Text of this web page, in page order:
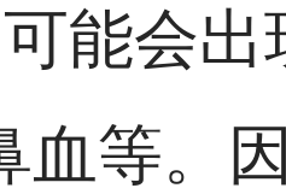
能会
血等。